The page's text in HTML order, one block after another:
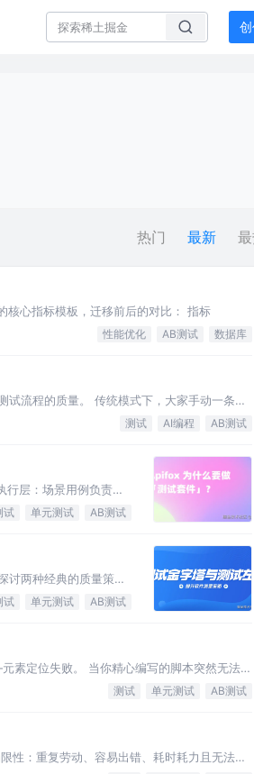
热门 最新
核心指标模板，迁移前后的对比： 指标
性能优化 AB测试 数据库
流程的质量。 传统模式下，大家手动一条一
测试 AI编程 AB测试
层：场景用例负责业
试 单元测试 AB测试
讨两种经典的质量策
试 单元测试 AB测试
素定位失败。 当你精心编写的脚本突然无法找
测试 单元测试 AB测试
性：重复劳动、容易出错、耗时耗力且无法快